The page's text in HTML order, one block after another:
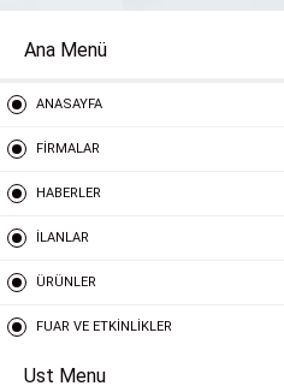
Ana Menü
ANASAYFA
FİRMALAR
HABERLER
İLANLAR
ÜRÜNLER
FUAR VE ETKİNLİKLER
Ust Menu